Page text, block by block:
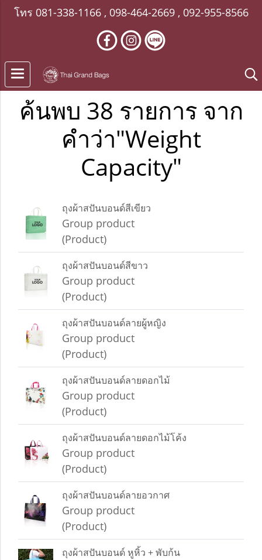
โทร 081-338-1166, 098-464-2669, 092-955-8566
ค้นพบ 38 รายการ จาก
คำว่า"Weight
Capacity"
ถุงผ้าสปันบอนด์สีเขียว
Group product
(Product)
ถุงผ้าสปันบอนด์สีขาว
Group product
(Product)
ถุงผ้าสปันบอนด์ลายผู้หญิง
Group product
(Product)
ถุงผ้าสปันบอนด์ลายดอกไม้
Group product
(Product)
ถุงผ้าสปันบอนด์ลายดอกไม้โค้ง
Group product
(Product)
ถุงผ้าสปันบอนด์ลายอวกาศ
Group product
(Product)
ถุงผ้าสปันบอนด์ หูหิ้ว + พับก้น